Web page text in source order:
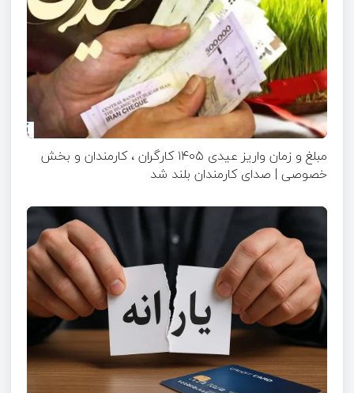
مبلغ و زمان واریز عیدی ۱۴۰۵ کارگران ، کارمندان و بخش
خصوصی | صدای کارمندان بلند شد